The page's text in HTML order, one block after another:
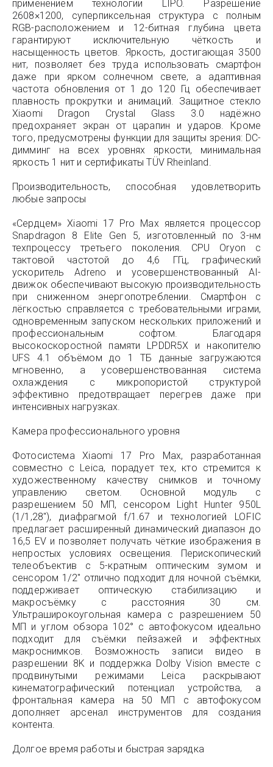
применением технологии LIPO. Разрешение
2608×1200, суперпиксельная структура с полным
RGB-расположением и 12-битная глубина цвета
гарантируют исключительную чёткость и
насыщенность цветов. Яркость, достигающая 3500
нит, позволяет без труда использовать смартфон
даже при ярком солнечном свете, а адаптивная
частота обновления от 1 до 120 Гц обеспечивает
плавность прокрутки и анимаций. Защитное стекло
Xiaomi Dragon Crystal Glass 3.0 надёжно
предохраняет экран от царапин и ударов. Кроме
того, предусмотрены функции для защиты зрения: DC-
димминг на всех уровнях яркости, минимальная
яркость 1 нит и сертификаты TÜV Rheinland.
Производительность, способная удовлетворить
любые запросы
«Сердцем» Xiaomi 17 Pro Max является процессор
Snapdragon 8 Elite Gen 5, изготовленный по 3-нм
техпроцессу третьего поколения. CPU Oryon с
тактовой частотой до 4,6 ГГц, графический
ускоритель Adreno и усовершенствованный AI-
движок обеспечивают высокую производительность
при сниженном энергопотреблении. Смартфон с
лёгкостью справляется с требовательными играми,
одновременным запуском нескольких приложений и
профессиональным софтом. Благодаря
высокоскоростной памяти LPDDR5X и накопителю
UFS 4.1 объёмом до 1 ТБ данные загружаются
мгновенно, а усовершенствованная система
охлаждения с микропористой структурой
эффективно предотвращает перегрев даже при
интенсивных нагрузках.
Камера профессионального уровня
Фотосистема Xiaomi 17 Pro Max, разработанная
совместно с Leica, порадует тех, кто стремится к
художественному качеству снимков и точному
управлению светом. Основной модуль с
разрешением 50 МП, сенсором Light Hunter 950L
(1/1,28″), диафрагмой f/1.67 и технологией LOFIC
предлагает расширенный динамический диапазон до
16,5 EV и позволяет получать чёткие изображения в
непростых условиях освещения. Перископический
телеобъектив с 5-кратным оптическим зумом и
сенсором 1/2″ отлично подходит для ночной съёмки,
поддерживает оптическую стабилизацию и
макросъёмку с расстояния 30 см.
Ультраширокоугольная камера с разрешением 50
МП и углом обзора 102° с автофокусом идеально
подходит для съёмки пейзажей и эффектных
макроснимков. Возможность записи видео в
разрешении 8K и поддержка Dolby Vision вместе с
продвинутыми режимами Leica раскрывают
кинематографический потенциал устройства, а
фронтальная камера на 50 МП с автофокусом
дополняет арсенал инструментов для создания
контента.
Долгое время работы и быстрая зарядка